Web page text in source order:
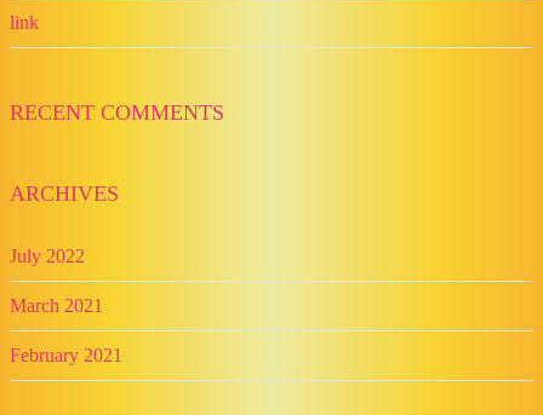
link
RECENT COMMENTS
ARCHIVES
July 2022
March 2021
February 2021